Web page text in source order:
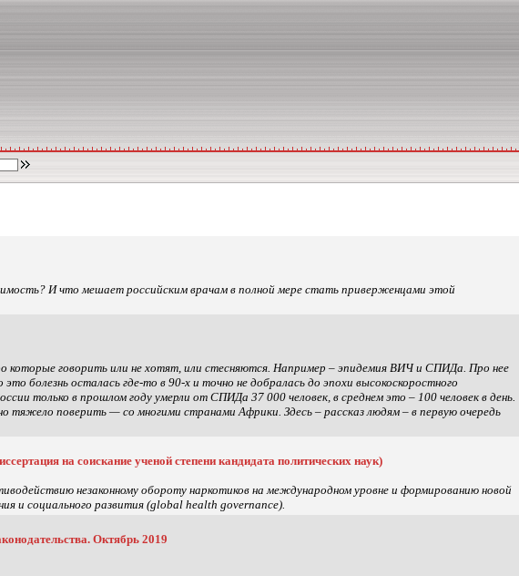
И что мешает российским врачам в полной мере стать приверженцами этой
которые говорить или не хотят, или стесняются. Например – эпидемия ВИЧ и СПИДа. Про нее
болезнь осталась где-то в 90-х и точно не добралась до эпохи высокоскоростного
только в прошлом году умерли от СПИДа 37 000 человек, в среднем это – 100 человек в день.
тяжело поверить — со многими странами Африки. Здесь – рассказ людям – в первую очередь
на соискание ученой степени кандидата политических наук)
незаконному обороту наркотиков на международном уровне и формированию новой
и социального развития (global health governance).
Октябрь 2019